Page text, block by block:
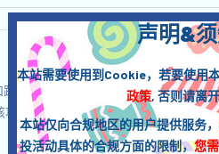
鏈橋項目，請自行儘調，確保並自
目的動態以確保安全，根據需求使
声明&
本站需要使用到Cookie，若要使用
政策, 否则请离
本站仅向合规地区的用户提供服务
投活动具体的合规方面的限制，您